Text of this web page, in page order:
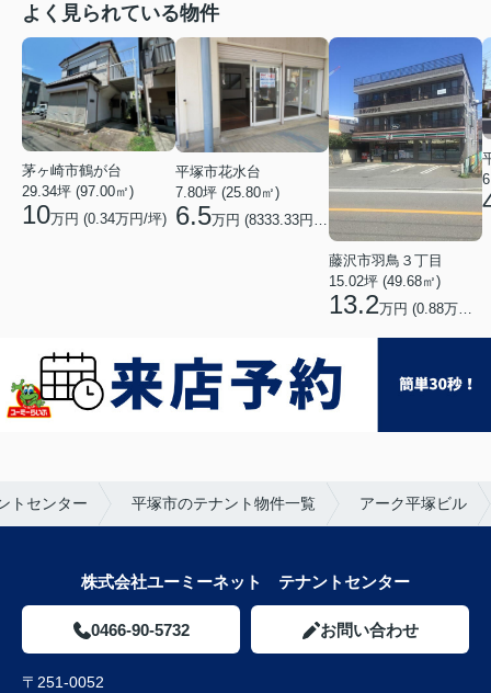
よく見られている物件
茅ヶ崎市鶴が台
29.34坪 (97.00㎡)
10万円 (0.34万円/坪)
平塚市花水台
7.80坪 (25.80㎡)
6.5万円 (8333.33円/坪)
藤沢市羽鳥３丁目
15.02坪 (49.68㎡)
13.2万円 (0.88万円/坪)
トセンター 平塚市のテナント物件一覧 アーク平塚ビル
株式会社ユーミーネット テナントセンター
0466-90-5732 お問い合わせ
〒251-0052